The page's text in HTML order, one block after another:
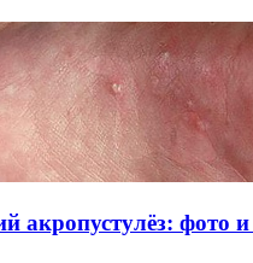
акропустулёз: фото